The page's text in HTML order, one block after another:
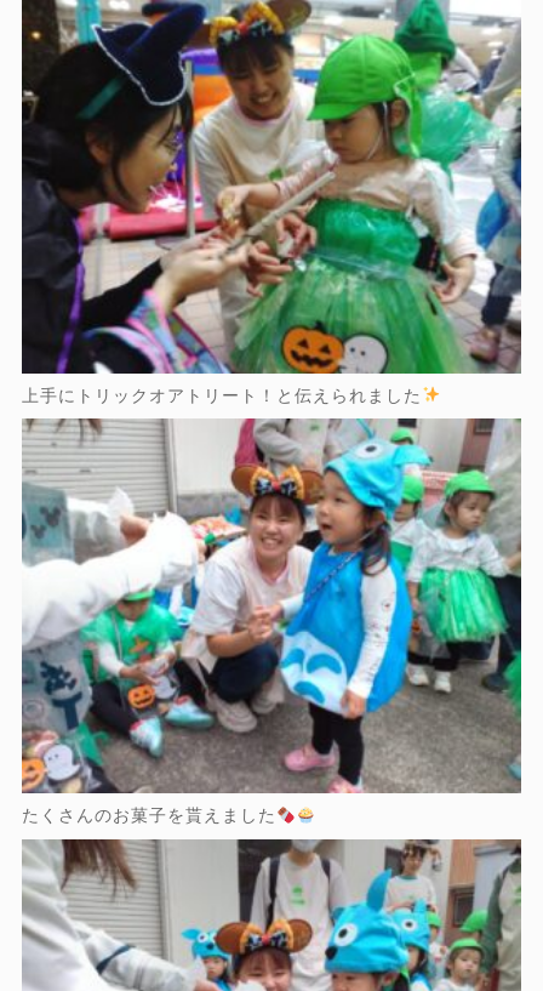
上手にトリックオアトリート！と伝えられました
たくさんのお菓子を貰えました